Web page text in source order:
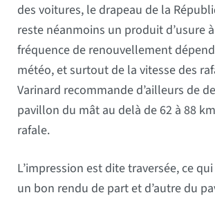
des voitures, le drapeau de la
reste néanmoins un produit d’usure
fréquence de renouvellement
météo, et surtout de la vitesse des
Varinard recommande d’ailleurs de
pavillon du mât au delà de 62 à 88
rafale.
L’impression est dite traversée, ce
un bon rendu de part et d’autre du